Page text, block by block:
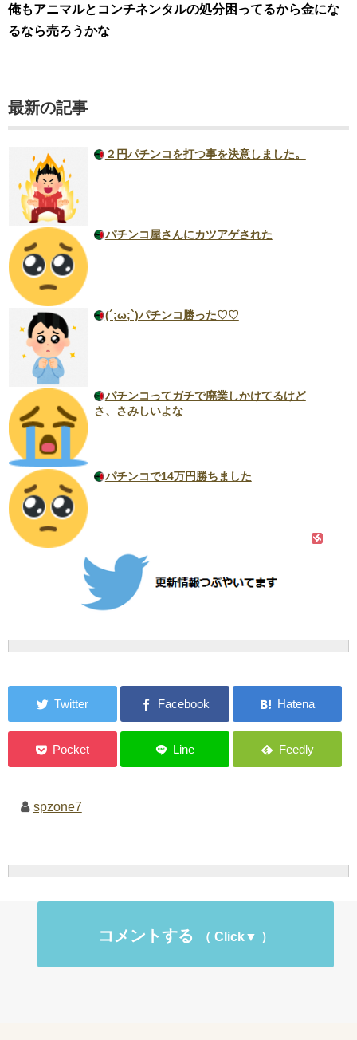
俺もアニマルとコンチネンタルの処分困ってるから金にな
るなら売ろうかな
最新の記事
２円パチンコを打つ事を決意しました。
パチンコ屋さんにカツアゲされた
(´;ω;`)パチンコ勝った♡♡
パチンコってガチで廃業しかけてるけど
さ、さみしいよな
パチンコで14万円勝ちました
spzone7
コメントする